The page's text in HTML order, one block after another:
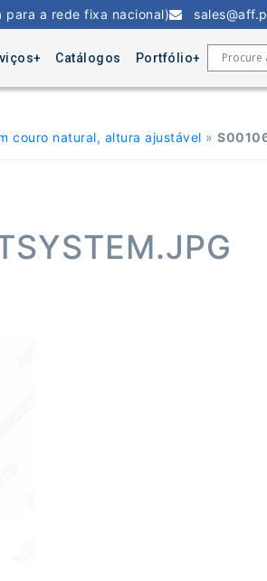
para a rede fixa nacional)
Catálogos Portfólio
couro natural, altura ajustável »